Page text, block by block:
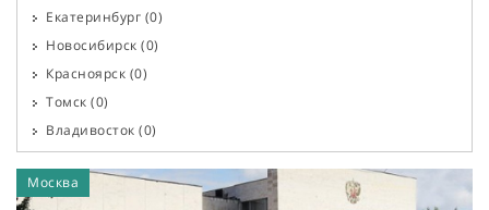
Байгаль орчны менежмент
Уул уурхай, Нефть, Газ, Газар, Геодези
Нанотехнологи, наноматериалууд, Инноваци
Хөнгөн үйлдвэрлэл (даавуу, хэвлэл, загвар г.м.)
Хөдөө аж ахуй, Агрономи, Мал эмнэлэг, Зоотехник
Сэтгэл судлал, сэтгүүл зүй(0)
Эдийн засаг, Менежмент, Хүний нөөц, Маркетинг
Екатеринбург (0)
Новосибирск (0)
Красноярск (0)
Томск (0)
Владивосток (0)
Горно-Алтайск(0)
Хабаровск
Москва